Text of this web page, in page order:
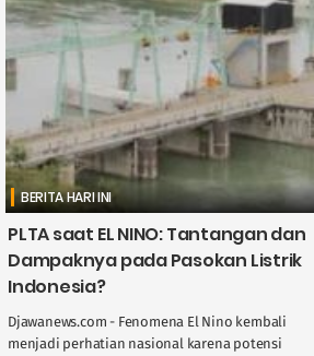
BERITA HARI INI
PLTA saat EL NINO: Tantangan dan
Dampaknya pada Pasokan Listrik
Indonesia?
Djawanews.com - Fenomena El Nino kembali
menjadi perhatian nasional karena potensi